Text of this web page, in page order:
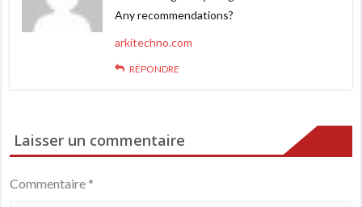
Any recommendations?
arkitechno.com
RÉPONDRE
Laisser un commentaire
Commentaire *